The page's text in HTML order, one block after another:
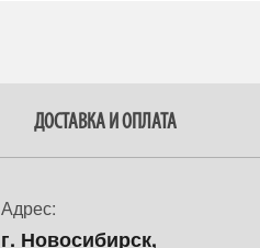
ДОСТАВКА И ОПЛАТА
Адрес:
г. Новосибирск,